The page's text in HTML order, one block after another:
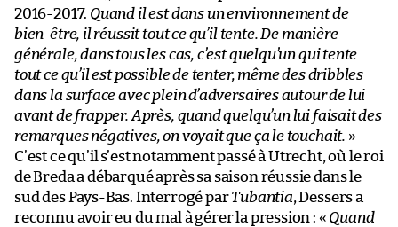
2016-2017. Quand il est dans un environnement de
bien-être, il réussit tout ce qu’il tente. De manière
générale, dans tous les cas, c’est quelqu’un qui tente
tout ce qu’il est possible de tenter, même des dribbles
dans la surface avec plein d’adversaires autour de lui
avant de frapper. Après, quand quelqu’un lui faisait des
remarques négatives, on voyait que ça le touchait. »
C’est ce qu’il s’est notamment passé à Utrecht, où le roi
de Breda a débarqué après sa saison réussie dans le
sud des Pays-Bas. Interrogé parTubantia, Dessers a
reconnu avoir eu du mal à gérer la pression : « Quand